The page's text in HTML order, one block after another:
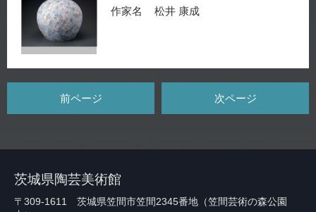
作家名 松井 康成
前ページ 次ページ
茨城県陶芸美術館
〒309-1611 茨城県笠間市笠間2345番地（笠間芸術の森公園